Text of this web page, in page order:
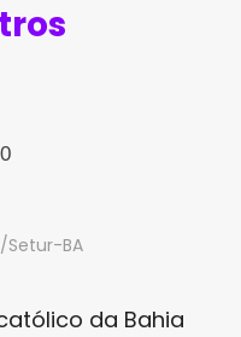
Setur-BA
da Bahia